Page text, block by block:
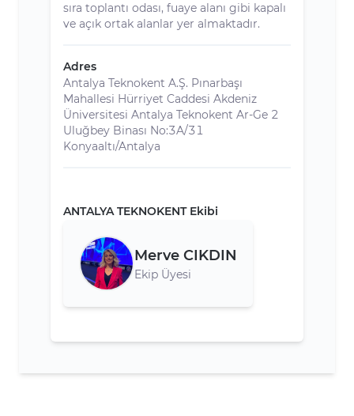
sıra toplantı odası, fuaye alanı gibi kapalı
ve açık ortak alanlar yer almaktadır.
Adres
Antalya Teknokent A.Ş. Pınarbaşı
Mahallesi Hürriyet Caddesi Akdeniz
Üniversitesi Antalya Teknokent Ar-Ge 2
Uluğbey Binası No:3A/31
Konyaaltı/Antalya
ANTALYA TEKNOKENT Ekibi
Merve CIKDIN
Ekip Üyesi